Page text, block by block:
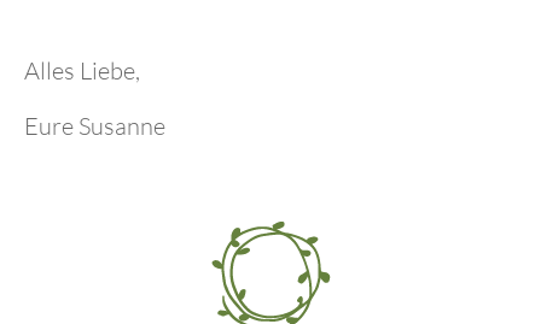
Alles Liebe,
Eure Susanne